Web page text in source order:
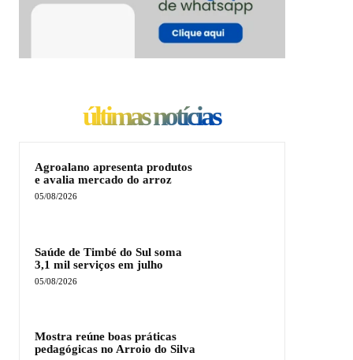
últimas notícias
Agroalano apresenta produtos
e avalia mercado do arroz
05/08/2026
Saúde de Timbé do Sul soma
3,1 mil serviços em julho
05/08/2026
Mostra reúne boas práticas
pedagógicas no Arroio do Silva